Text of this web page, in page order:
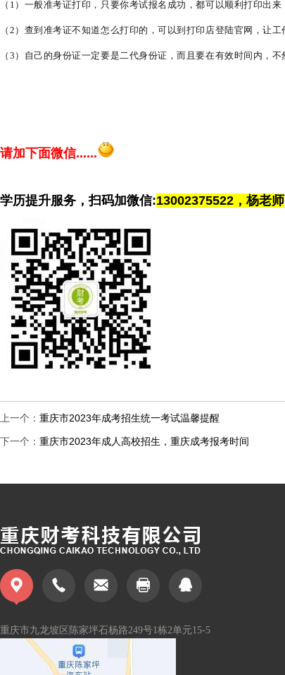
（1）一般准考证打印，只要你考试报名成功，都可以顺利打印出
（2）查到准考证不知道怎么打印的，可以到打印店登陆官网，让
（3）自己的身份证一定要是二代身份证，而且要在有效时间内，不
请加下面微信......
学历提升服务，扫码加微信:13002375522，杨老师
上一个： 重庆市2023年成考招生统一考试温馨提醒
下一个： 重庆市2023年成人高校招生，重庆成考报考时间
重庆市九龙坡区陈家坪石杨路249号1栋2单元15-5